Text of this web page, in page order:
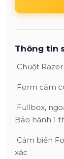
Thông tin
Chuột
Form cầm
Fullbox,
Bảo hành 1
Cảm biến
xác